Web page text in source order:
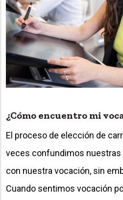
¿Cómo encuentro mi
El proceso de elección de
veces confundimos nuestras
con nuestra vocación, sin
Cuando sentimos vocación